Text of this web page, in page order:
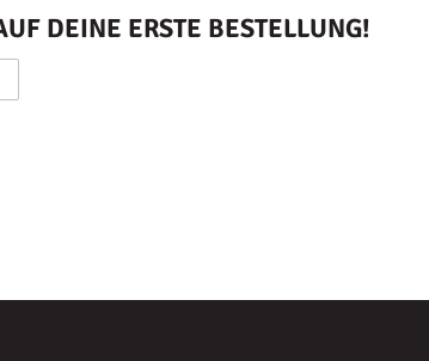
DEINE ERSTE BESTELLUNG!